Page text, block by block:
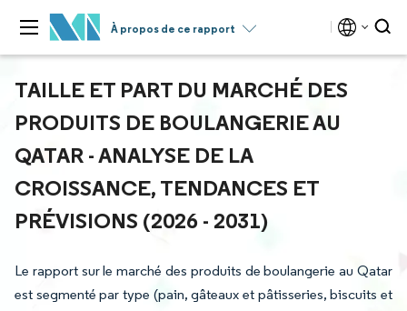
À propos de ce rapport
TAILLE ET PART DU MARCHÉ DES
PRODUITS DE BOULANGERIE AU
QATAR - ANALYSE DE LA
CROISSANCE, TENDANCES ET
PRÉVISIONS (2026 - 2031)
Le rapport sur le marché des produits de boulangerie au Qatar
est segmenté par type (pain, gâteaux et pâtisseries, biscuits et